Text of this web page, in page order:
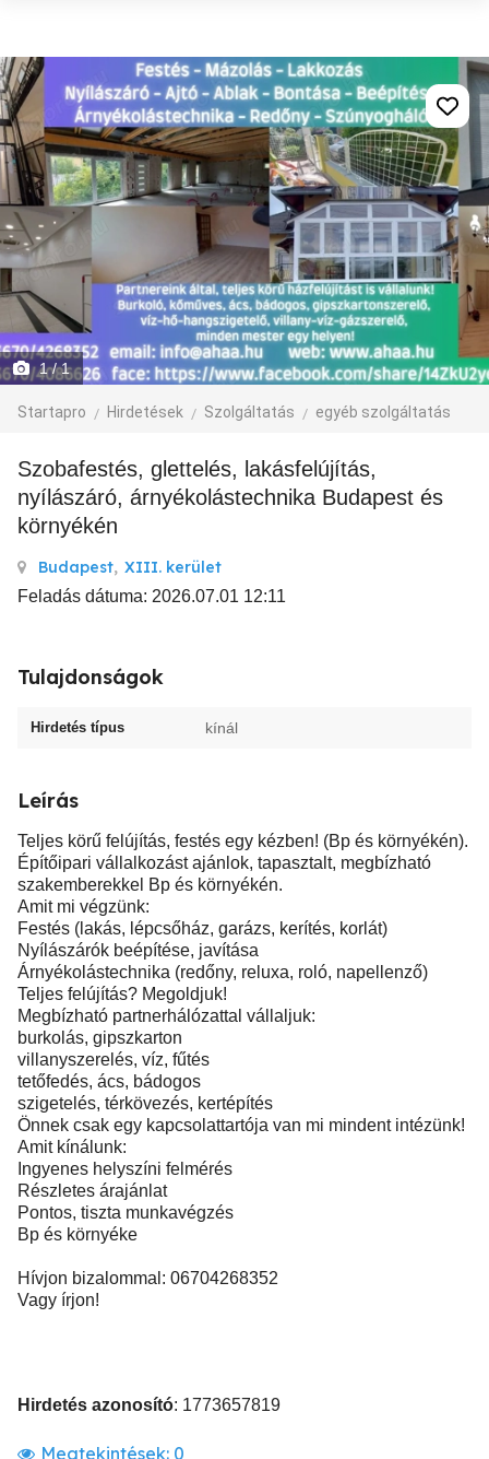
1/ 1
Startapro Hirdetések Szolgáltatás egyéb szolgáltatás
Szobafestés, glettelés, lakásfelújítás,
nyílászáró, árnyékolástechnika Budapest és
környékén
Budapest, XIII. kerület
Feladás dátuma: 2026.07.01 12:11
Tulajdonságok
Hirdetés típus kínál
Leírás
Teljes körű felújítás, festés egy kézben! (Bp és környékén).
Építőipari vállalkozást ajánlok, tapasztalt, megbízható
szakemberekkel Bp és környékén.
Amit mi végzünk:
Festés (lakás, lépcsőház, garázs, kerítés, korlát)
Nyílászárók beépítése, javítása
Árnyékolástechnika (redőny, reluxa, roló, napellenző)
Teljes felújítás? Megoldjuk!
Megbízható partnerhálózattal vállaljuk:
burkolás, gipszkarton
villanyszerelés, víz, fűtés
tetőfedés, ács, bádogos
szigetelés, térkövezés, kertépítés
Önnek csak egy kapcsolattartója van mi mindent intézünk!
Amit kínálunk:
Ingyenes helyszíni felmérés
Részletes árajánlat
Pontos, tiszta munkavégzés
Bp és környéke
Hívjon bizalommal: 06704268352
Vagy írjon!
Hirdetés azonosító: 1773657819
Megtekintések: 0